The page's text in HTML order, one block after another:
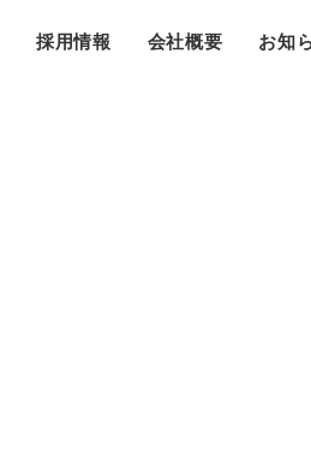
採用情報 会社概要 お知